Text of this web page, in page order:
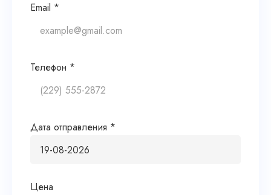
Email *
Телефон *
Дата отправления *
Цена